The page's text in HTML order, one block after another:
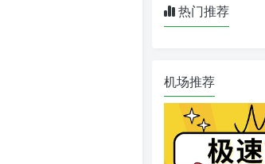
热门推荐
机场推荐